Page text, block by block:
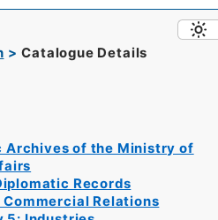
Catalogue Details
Archives of the Ministry of
Records
Commercial Relations